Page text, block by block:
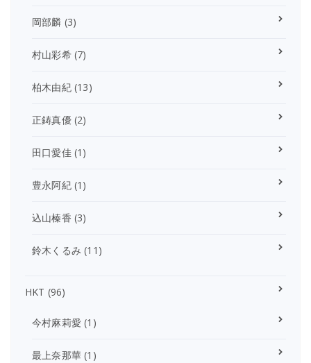
岡部麟 (3)
村山彩希(7)
柏木由紀(13)
正鋳真優(2)
田口愛佳(1)
豊永阿紀(1)
込山榛香 (3)
鈴木くるみ (11)
HKT (96)
今村麻莉愛 (1)
最上奈那華 (1)